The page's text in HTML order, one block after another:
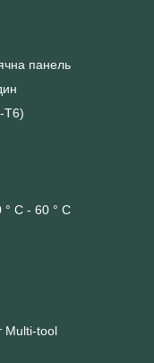
панель
T6)
° C - 60 ° C
Multi-tool